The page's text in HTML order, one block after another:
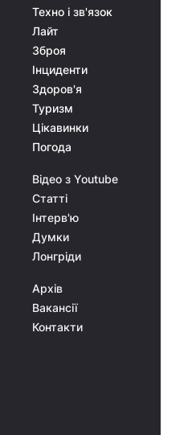
Техно і зв'язок
Лайт
Зброя
Інциденти
Здоров'я
Туризм
Цікавинки
Погода
Відео з Youtube
Статті
Інтерв'ю
Думки
Лонгріди
Архів
Вакансії
Контакти